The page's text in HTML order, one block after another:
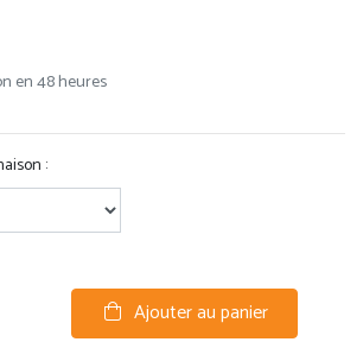
en 48 heures
:
Ajouter au panier